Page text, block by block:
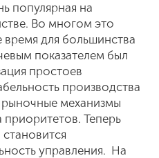
популярная на
Во многом это
время для большинства
показателем был
простоев
производства
механизмы
Теперь
управления. На